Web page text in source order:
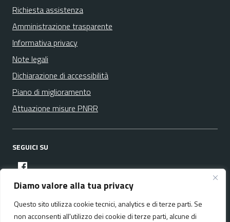
Diamo valore alla tua privacy
Questo sito utilizza cookie tecnici, analytics e di terze parti. Se
non acconsenti all'utilizzo dei cookie di terze parti, alcune di
Richiesta assistenza
Amministrazione trasparente
Informativa privacy
Note legali
Dichiarazione di accessibilità
Piano di miglioramento
Attuazione misure PNRR
SEGUICI SU
facebook
Media policy Mappa del sito